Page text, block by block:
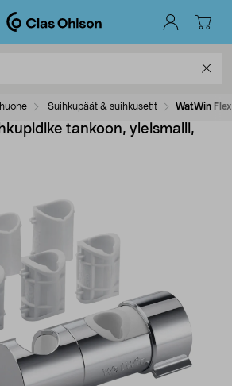
Suihkupäät & suihkusetit WatWin
tankoon, yleismalli,